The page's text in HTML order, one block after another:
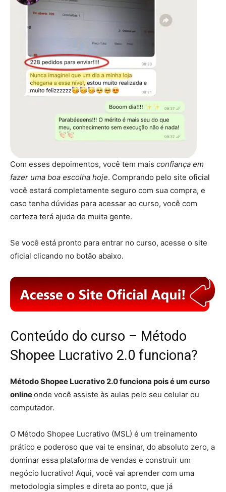
Com esses depoimentos, você tem mais confiança em
fazer uma boa escolha hoje. Comprando pelo site oficial
você estará completamente seguro com sua compra, e
caso tenha dúvidas para acessar ao curso, você com
certeza terá ajuda de muita gente.
Se você está pronto para entrar no curso, acesse o site
oficial clicando no botão abaixo.
Conteúdo do curso – Método
Shopee Lucrativo 2.0 funciona?
Método Shopee Lucrativo 2.0 funciona pois é um curso
onlineonde você assiste às aulas pelo seu celular ou
computador.
O Método Shopee Lucrativo (MSL) é um treinamento
prático e poderoso que vai te ensinar, do absoluto zero, a
dominar essa plataforma de vendas e construir um
negócio lucrativo! Aqui, você vai aprender com uma
metodologia simples e direta ao ponto, que já